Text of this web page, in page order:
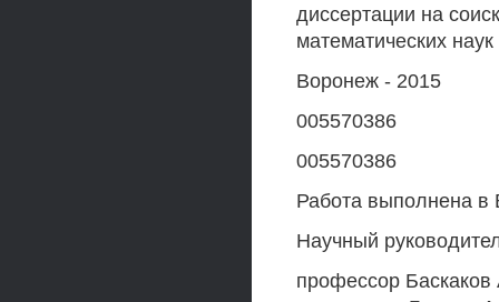
диссертации на
математических наук
Воронеж - 2015
005570386
005570386
Работа выполнена в
Научный
профессор